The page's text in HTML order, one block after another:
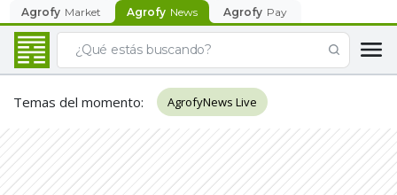
Agrofy Market Agrofy News Agrofy Pay
Temas del momento: AgrofyNews Live